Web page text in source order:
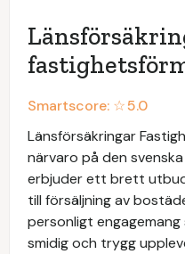
Smartscore: ☆5.0
Länsförsäkringar
närvaro på den
erbjuder ett brett
till försäljning av
personligt
smidig och trygg